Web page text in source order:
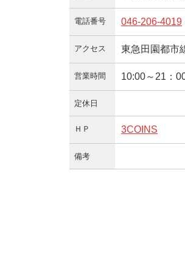
電話番号 046-206-4019
アクセス 東急田園都市
営業時間 10:00～21：
定休日
ＨＰ 3COINS
備考